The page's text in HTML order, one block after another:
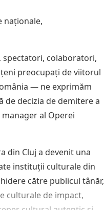
naționale,
colaboratori,
preocupați de viitorul
— ne exprimăm
decizia de demitere a
al Operei
din Cluj a devenit una
instituții culturale din
către publicul tânăr,
culturale de impact,